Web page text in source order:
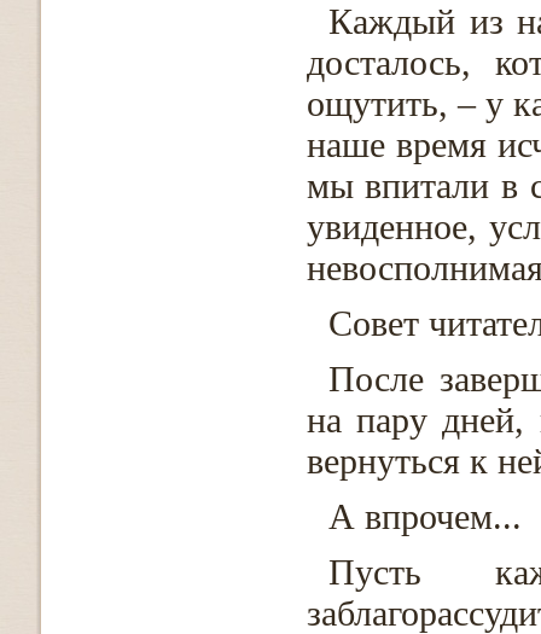
Каждый из
досталось,
ощутить, – у
наше время
мы впитали в
увиденное,
Совет
После
на пару
вернуться к
А впрочем...
Пусть